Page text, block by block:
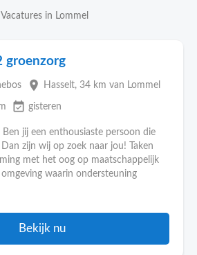
in Lommel
groenzorg
place Hasselt, 34 km van Lommel
event_available gisteren
jij een enthousiaste persoon die
zijn wij op zoek naar jou! Taken
met het oog op maatschappelijk
waarin ondersteuning
Bekijk nu